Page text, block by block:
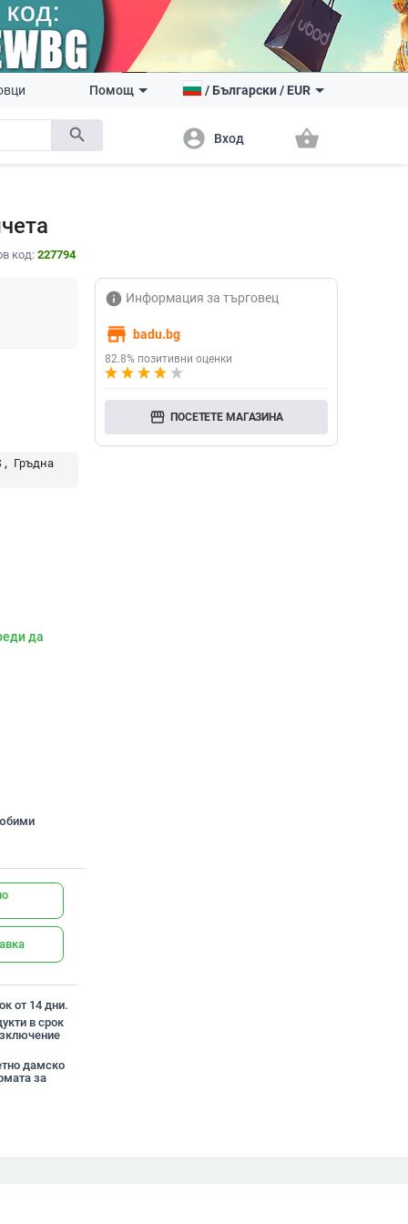
search
Помощ /Български/ EUR
account_circle Вход shopping_basket
код: 227794
Гръдна
да
от 14 дни.
в срок
дамско
за
info Информация за търговец
store badu.bg
82.8% позитивни оценки
storefront ПОСЕТЕТЕ МАГАЗИНА